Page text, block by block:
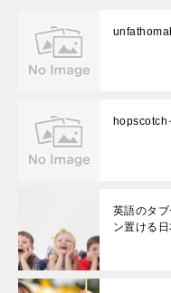
hopscotch
英語のタ
ン置ける